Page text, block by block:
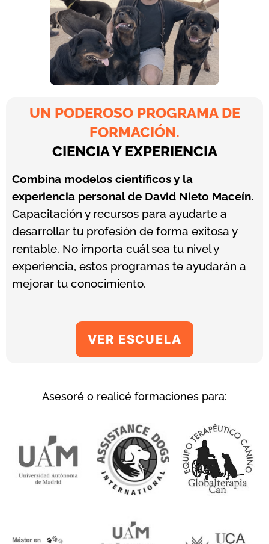
UN PODEROSO PROGRAMA DE
FORMACIÓN.
CIENCIA Y EXPERIENCIA
Combina modelos científicos y la
experiencia personal de David Nieto Maceín.
Capacitación y recursos para ayudarte a
desarrollar tu profesión de forma exitosa y
rentable. No importa cuál sea tu nivel y
experiencia, estos programas te ayudarán a
mejorar tu conocimiento.
VER ESCUELA
Asesoré o realicé formaciones para: